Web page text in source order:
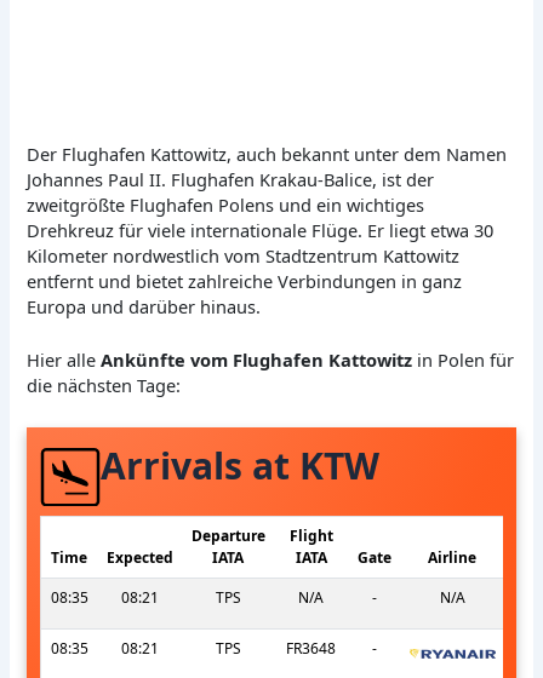
Der Flughafen Kattowitz, auch bekannt unter dem Namen
Johannes Paul II. Flughafen Krakau-Balice, ist der
zweitgrößte Flughafen Polens und ein wichtiges
Drehkreuz für viele internationale Flüge. Er liegt etwa 30
Kilometer nordwestlich vom Stadtzentrum Kattowitz
entfernt und bietet zahlreiche Verbindungen in ganz
Europa und darüber hinaus.
Hier alleAnkünfte vom Flughafen Kattowitz in Polen für
die nächsten Tage:
Arrivals at KTW
Time Expected
Departure
IATA
Flight
IATA
Gate
Airline
08:35
08:21 TPS N/A - N/A
08:35 08:21 TPS FR3648 -